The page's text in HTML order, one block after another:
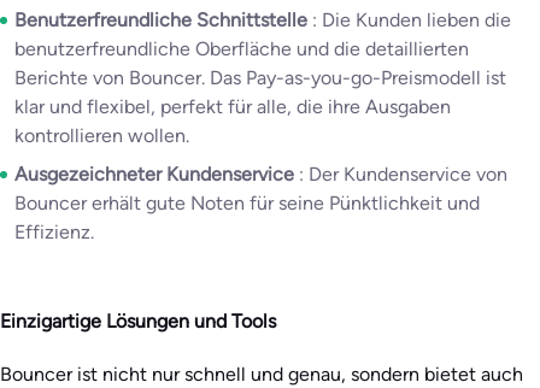
Benutzerfreundliche Schnittstelle : Die Kunden lieben die
benutzerfreundliche Oberfläche und die detaillierten
Berichte von Bouncer. Das Pay-as-you-go-Preismodell ist
klar und flexibel, perfekt für alle, die ihre Ausgaben
kontrollieren wollen.
Ausgezeichneter Kundenservice : Der Kundenservice von
Bouncer erhält gute Noten für seine Pünktlichkeit und
Effizienz.
Einzigartige Lösungen und Tools
Bouncer ist nicht nur schnell und genau, sondern bietet auch